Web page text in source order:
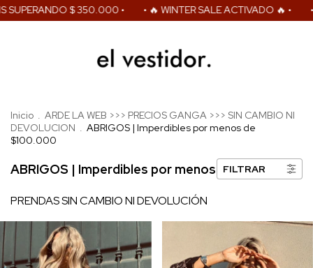
$ 350.000 • • 🔥 WINTER SALE ACTIVADO 🔥 • • 3
Inicio . ARDE LA WEB >>> PRECIOS GANGA >>> SIN CAMBIO NI
DEVOLUCION . ABRIGOS | Imperdibles por menos de
$100.000
ABRIGOS | Imperdibles por menos de $100.000
FILTRAR
PRENDAS SIN CAMBIO NI DEVOLUCIÓN